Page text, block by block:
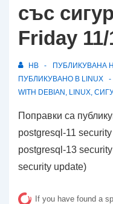
със
Friday 11/
HB ПУБЛИКУВАНА
ПУБЛИКУВАНО В LINUX
WITH DEBIAN , LINUX,
Поправки са
postgresql-11
postgresql-13
security update)
If you have found a